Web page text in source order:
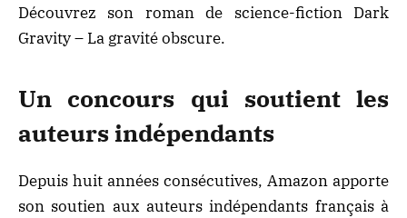
Découvrez son roman de science-fiction Dark
Gravity – La gravité obscure.
Un concours qui soutient les
auteurs indépendants
Depuis huit années consécutives, Amazon apporte
son soutien aux auteurs indépendants français à